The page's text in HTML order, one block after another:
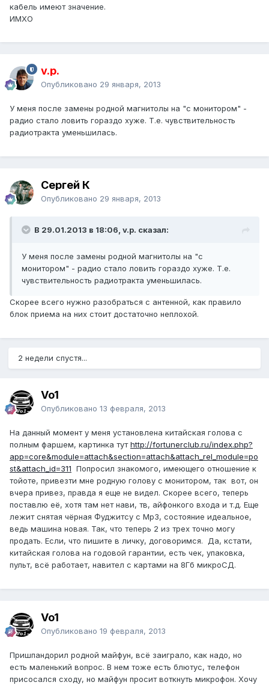
кабель имеют значение.
ИМХО
v.p.
Опубликовано 29 января, 2013
У меня после замены родной магнитолы на "с монитором" -
радио стало ловить гораздо хуже. Т.е. чувствительность
радиотракта уменьшилась.
Сергей К
Опубликовано 29 января, 2013
В 29.01.2013 в 18:06, v.p. сказал:
У меня после замены родной магнитолы на "с
монитором" - радио стало ловить гораздо хуже. Т.е.
чувствительность радиотракта уменьшилась.
Скорее всего нужно разобраться с антенной, как правило
блок приема на них стоит достаточно неплохой.
2 недели спустя...
Vo1
Опубликовано 13 февраля, 2013
На данный момент у меня установлена китайская голова с
полным фаршем, картинка тутhttp://fortunerclub.ru/index.php?
app=core&module=attach&section=attach&attach_rel_module=po
st&attach_id=311 Попросил знакомого, имеющего отношение к
тойоте, привезти мне родную голову с монитором, так вот, он
вчера привез, правда я еще не видел. Скорее всего, теперь
поставлю её, хотя там нет нави, тв, айфонкого входа и т.д. Еще
лежит снятая чёрная Фуджитсу с Мр3, состояние идеальное,
ведь машина новая. Так, что теперь 2 из трех точно могу
продать. Если, что пишите в личку, договоримся. Да, кстати,
китайская голова на годовой гарантии, есть чек, упаковка,
пульт, всё работает, навител с картами на 8Гб микроСД.
Vo1
Опубликовано 19 февраля, 2013
Пришпандорил родной майфун, всё заиграло, как надо, но
есть маленький вопрос. В нем тоже есть блютус, телефон
присосался сходу, но майфун просит воткнуть микрофон. Хочу